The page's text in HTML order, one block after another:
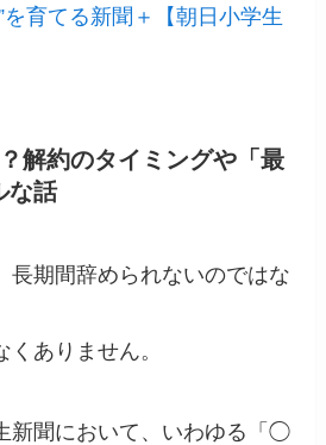
を育てる新聞＋【朝日小学生
解約のタイミングや「最
な話
長期間辞められないのではな
ありません。
新聞において、いわゆる「◯